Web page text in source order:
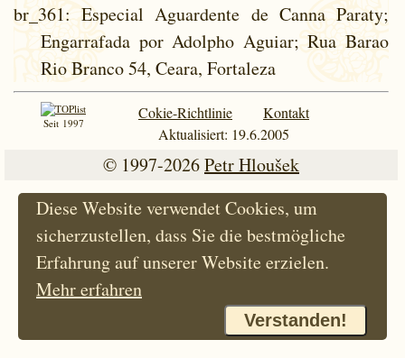
br_361: Especial Aguardente de Canna Paraty;
Engarrafada por Adolpho Aguiar; Rua Barao
Rio Branco 54, Ceara, Fortaleza
Seit 1997
Cokie-Richtlinie
Kontakt
Aktualisiert: 19.6.2005
© 1997-2026Petr Hloušek
Diese Website verwendet Cookies, um
sicherzustellen, dass Sie die bestmögliche
Erfahrung auf unserer Website erzielen.
Mehr erfahren
Verstanden!